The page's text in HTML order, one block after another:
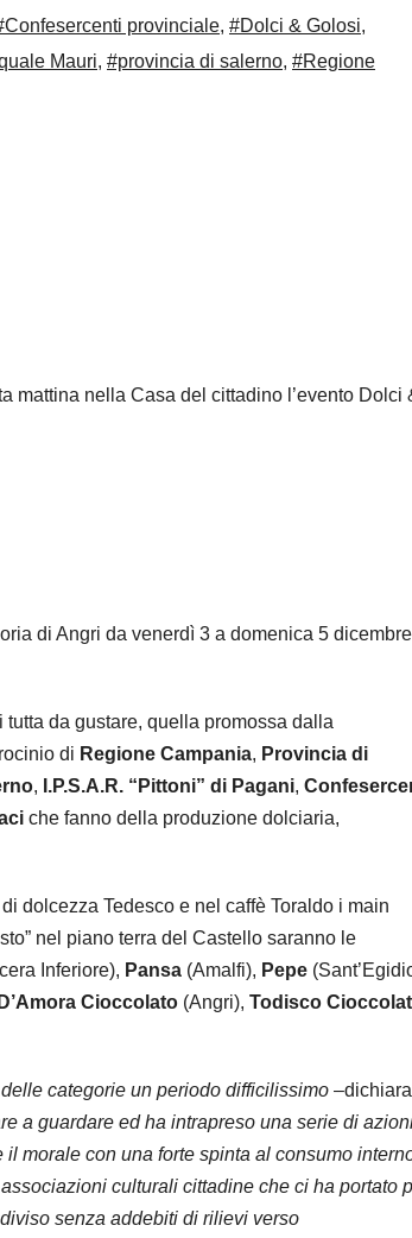
provinciale, #Dolci & Golosi,
Mauri, #provincia di salerno, #Regione
mattina nella Casa del cittadino l’evento Dolci
di Angri da venerdì 3 a domenica 5 dicembre
da gustare, quella promossa dalla
di Regione Campania, Provincia di
, I.P.S.A.R. “Pittoni” di Pagani,
che fanno della produzione dolciaria,
dolcezza Tedesco e nel caffè Toraldo i main
nel piano terra del Castello saranno le
Inferiore), Pansa (Amalfi), Pepe
D’Amora Cioccolato (Angri), Todisco
categorie un periodo difficilissimo –dichiara
a guardare ed ha intrapreso una serie di
morale con una forte spinta al consumo
culturali cittadine che ci ha portato
senza addebiti di rilievi verso